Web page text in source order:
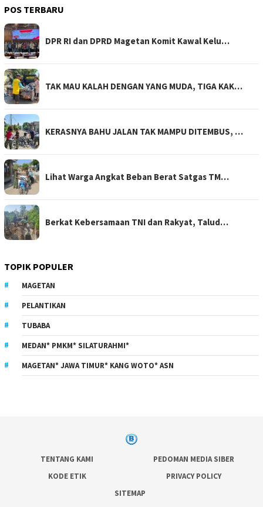
POS TERBARU
DPR RI dan DPRD Magetan Komit Kawal Kelu…
TAK MAU KALAH DENGAN YANG MUDA, TIGA KAK…
KERASNYA BAHU JALAN TAK MAMPU DITEMBUS, …
Lihat Warga Angkat Beban Berat Satgas TM…
Berkat Kebersamaan TNI dan Rakyat, Talud…
TOPIK POPULER
MAGETAN
PELANTIKAN
TUBABA
MEDAN* PMKM* SILATURAHMI*
MAGETAN* JAWA TIMUR* KANG WOTO* ASN
TENTANG KAMI
PEDOMAN MEDIA SIBER
KODE ETIK
PRIVACY POLICY
SITEMAP